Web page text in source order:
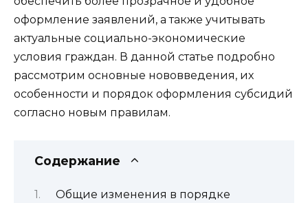
оформление заявлений, а также учитывать
актуальные социально-экономические
условия граждан. В данной статье подробно
рассмотрим основные нововведения, их
особенности и порядок оформления субсидий
согласно новым правилам.
Содержание
Общие изменения в порядке